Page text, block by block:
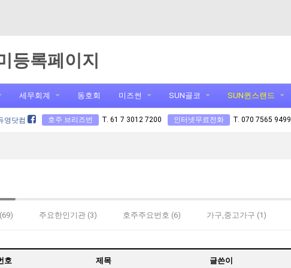
등록페이지
세무회계 동호회 미즈썬 SUN골코 SUN퀸스랜드
영닷컴 호주 브리즈번 T. 61 7 3012 7200 인터넷무료전화 T. 070 7565 9499
주요한인기관 (3) 호주주요번호 (6) 가구,중고가구 (1)
호 제목 글쓴이